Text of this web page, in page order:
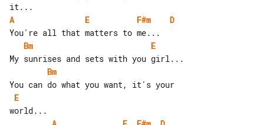
A
E F#m
D
Bm
E
Bm
E